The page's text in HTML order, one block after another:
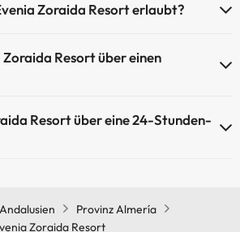
Zoraida Resort erlaubt?
Resort über einen
Hier finden Sie weitere
und andere Einrichtungen.
Resort über eine 24-Stunden-
Andalusien
Provinz Almería
Zoraida Resort